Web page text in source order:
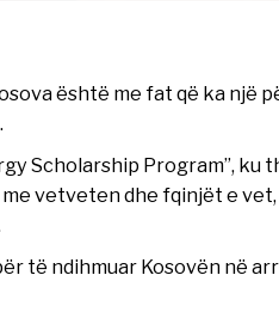
është me fat që ka një
Scholarship Program”, ku
vetveten dhe fqinjët e
të ndihmuar Kosovën në